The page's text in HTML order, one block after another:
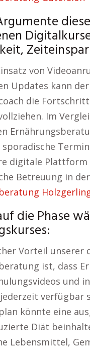
von
Updates kann der
die
Im
digitale Plattform
Betreuung in
die Phase
Vorteil unserer
ist, dass
und
verfügbar
könnte eine
Diät
Lebensmittel,